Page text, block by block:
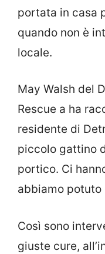
portata in casa
quando non è
locale.
May Walsh del
Rescue a ha
residente di
piccolo gattino
portico. Ci
abbiamo potuto
Così sono
giuste cure,